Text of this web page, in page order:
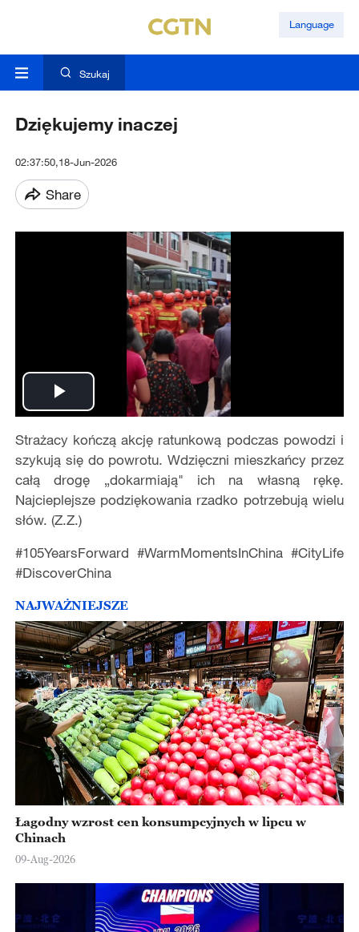
Language
Szukaj
Dziękujemy inaczej
02:37:50,18-Jun-2026
Share
Play
Video
Strażacy kończą akcję ratunkową podczas powodzi i
szykują się do powrotu. Wdzięczni mieszkańcy przez
całą drogę „dokarmiają" ich na własną rękę.
Najcieplejsze podziękowania rzadko potrzebują wielu
słów. (Z.Z.)
#105YearsForward #WarmMomentsInChina #CityLife
#DiscoverChina
NAJWAŻNIEJSZE
Łagodny wzrost cen konsumpcyjnych w lipcu w
Chinach
09-Aug-2026